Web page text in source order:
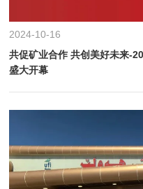
2024-10-16
共促矿业合作 共创美好未来-
盛大开幕